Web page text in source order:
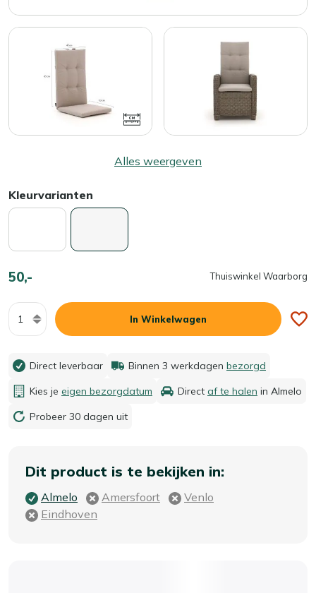
Alles weergeven
Kleurvarianten
50,- Thuiswinkel Waarborg
Aantal
In Winkelwagen
Direct leverbaar Binnen 3 werkdagen bezorgd
Kies je eigen bezorgdatum Direct af te halen in Almelo
Probeer 30 dagen uit
Dit product is te bekijken in:
Almelo Amersfoort
Venlo
Eindhoven